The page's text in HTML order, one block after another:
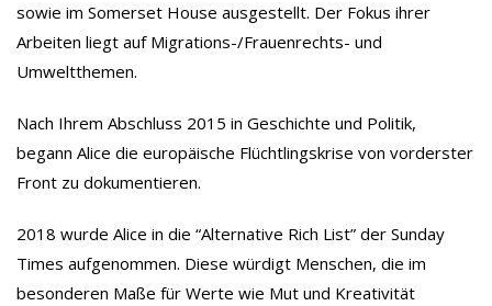
sowie im Somerset House ausgestellt. Der Fokus ihrer
Arbeiten liegt auf Migrations-/Frauenrechts- und
Umweltthemen.
Nach Ihrem Abschluss 2015 in Geschichte und Politik,
begann Alice die europäische Flüchtlingskrise von vorderster
Front zu dokumentieren.
2018 wurde Alice in die “Alternative Rich List” der Sunday
Times aufgenommen. Diese würdigt Menschen, die im
besonderen Maße für Werte wie Mut und Kreativität